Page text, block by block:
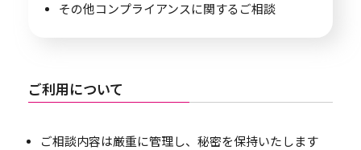
その他コンプライアンスに関するご相談
ご利用について
ご相談内容は厳重に管理し、秘密を保持いたします